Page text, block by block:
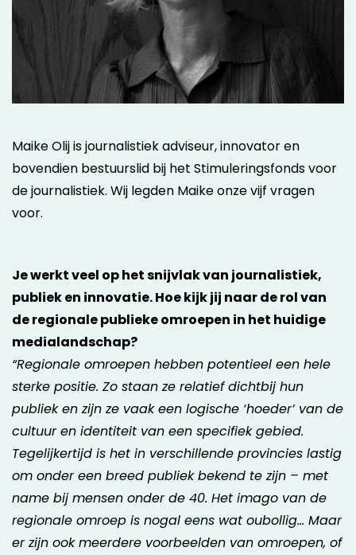
Maike Olij is journalistiek adviseur, innovator en
bovendien bestuurslid bij het Stimuleringsfonds voor
de journalistiek. Wij legden Maike onze vijf vragen
voor.
Je werkt veel op het snijvlak van journalistiek,
publiek en innovatie. Hoe kijk jij naar de rol van
de regionale publieke omroepen in het huidige
medialandschap?
“Regionale omroepen hebben potentieel een hele
sterke positie. Zo staan ze relatief dichtbij hun
publiek en zijn ze vaak een logische ‘hoeder’ van de
cultuur en identiteit van een specifiek gebied.
Tegelijkertijd is het in verschillende provincies lastig
om onder een breed publiek bekend te zijn – met
name bij mensen onder de 40. Het imago van de
regionale omroep is nogal eens wat oubollig… Maar
er zijn ook meerdere voorbeelden van omroepen, of